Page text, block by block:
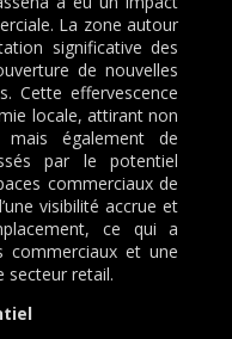
La zone autour
significative des
de nouvelles
Cette effervescence
locale, attirant non
également de
par le potentiel
commerciaux de
visibilité accrue et
ce qui a
commerciaux et une
secteur retail.